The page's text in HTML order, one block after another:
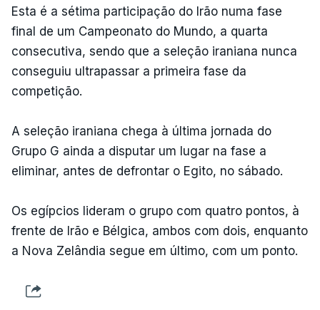
Esta é a sétima participação do Irão numa fase
final de um Campeonato do Mundo, a quarta
consecutiva, sendo que a seleção iraniana nunca
conseguiu ultrapassar a primeira fase da
competição.
A seleção iraniana chega à última jornada do
Grupo G ainda a disputar um lugar na fase a
eliminar, antes de defrontar o Egito, no sábado.
Os egípcios lideram o grupo com quatro pontos, à
frente de Irão e Bélgica, ambos com dois, enquanto
a Nova Zelândia segue em último, com um ponto.